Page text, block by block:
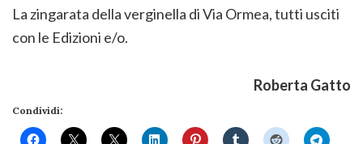
La zingarata della verginella di Via Ormea, tutti usciti
con le Edizioni e/o.
Roberta Gatto
Condividi: